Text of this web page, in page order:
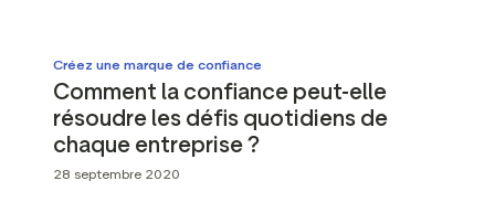
Créez une marque de confiance
Comment la confiance peut-elle
résoudre les défis quotidiens de
chaque entreprise ?
28 septembre 2020